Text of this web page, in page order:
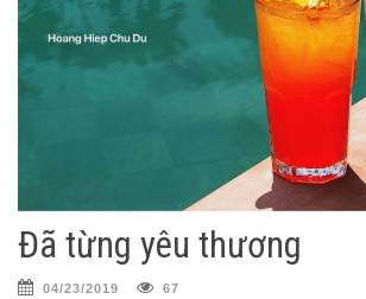
Đã từng yêu thương
04/23/2019 67